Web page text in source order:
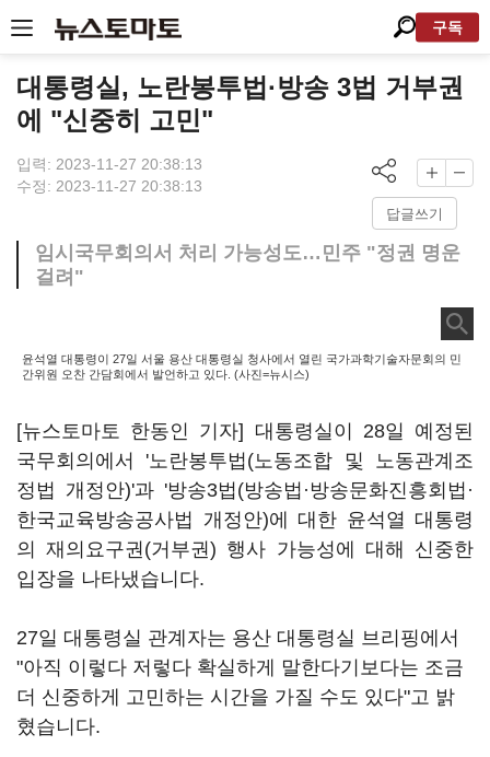
구독
대통령실, 노란봉투법·방송 3법 거부권
에 "신중히 고민"
입력: 2023-11-27 20:38:13
수정: 2023-11-27 20:38:13
답글쓰기
임시국무회의서 처리 가능성도…민주 "정권 명운
걸려"
윤석열 대통령이 27일 서울 용산 대통령실 청사에서 열린 국가과학기술자문회의 민
간위원 오찬 간담회에서 발언하고 있다. (사진=뉴시스)
[뉴스토마토 한동인 기자] 대통령실이 28일 예정된
국무회의에서 '노란봉투법(노동조합 및 노동관계조
정법 개정안)'과 '방송3법(방송법·방송문화진흥회법·
한국교육방송공사법 개정안)에 대한 윤석열 대통령
의 재의요구권(거부권) 행사 가능성에 대해 신중한
입장을 나타냈습니다.
27일 대통령실 관계자는 용산 대통령실 브리핑에서
"아직 이렇다 저렇다 확실하게 말한다기보다는 조금
더 신중하게 고민하는 시간을 가질 수도 있다"고 밝
혔습니다.